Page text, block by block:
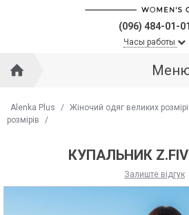
(096) 484-01-01
Часы работы
Alenka Plus / Жіночий одяг великих
розмірів
/
КУПАЛЬНИК
Залиште відгук